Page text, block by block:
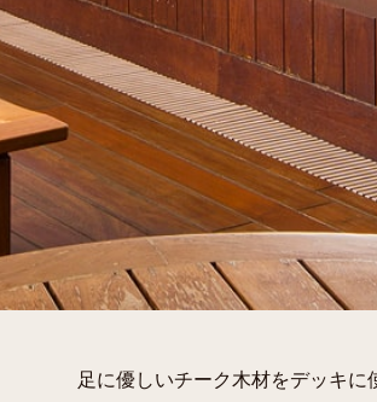
足に優しいチーク木材をデッキ